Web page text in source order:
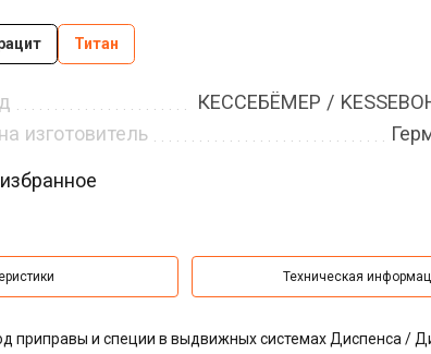
Титан
КЕССЕБЁМЕР /
изготовитель
Техническая
приправы и специи в выдвижных системах Диспенса /